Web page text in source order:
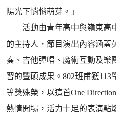
陽光下悄悄萌芽。」
活動由青年高中與嶺東高
的主持人，節目演出內容涵蓋
奏、吉他彈唱、魔術互動及樂
習的豐碩成果。802班甫獲
等獎殊榮，以這首One
熱情開場，活力十足的表演點